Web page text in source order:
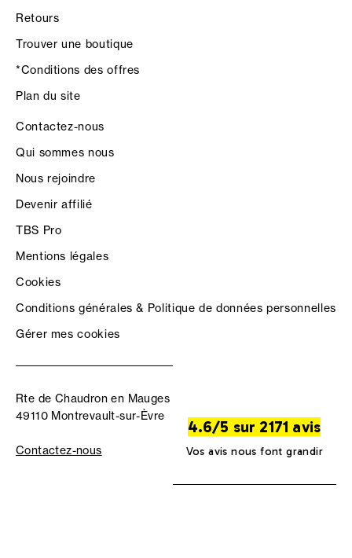
Retours
Trouver une boutique
*Conditions des offres
Plan du site
Contactez-nous
Qui sommes nous
Nous rejoindre
Devenir affilié
TBS Pro
Mentions légales
Cookies
Conditions générales & Politique de données personnelles
Gérer mes cookies
Rte de Chaudron en Mauges
49110 Montrevault-sur-Èvre
Contactez-nous
4.6/5 sur 2171 avis
Vos avis nous font grandir